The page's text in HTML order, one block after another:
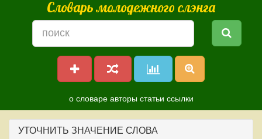
Словарь молодежного слэнга
о словаре авторы статьи ссылки
УТОЧНИТЬ ЗНАЧЕНИЕ СЛОВА